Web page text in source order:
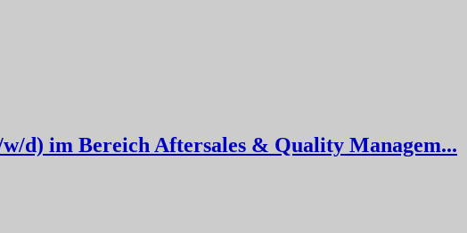
d) im Bereich Aftersales & Quality Managem...